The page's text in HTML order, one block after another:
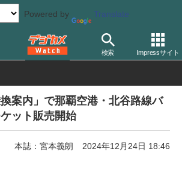
Powered by Translate
検索 Impressサイト
情報 旅行
案内」で那覇空港・北谷路線バ
ット販売開始
本誌：宮本義朗 2024年12月24日 18:46